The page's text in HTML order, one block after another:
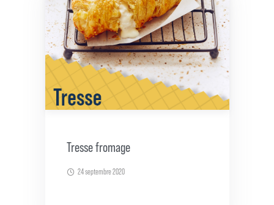
Tresse fromage
24 septembre 2020